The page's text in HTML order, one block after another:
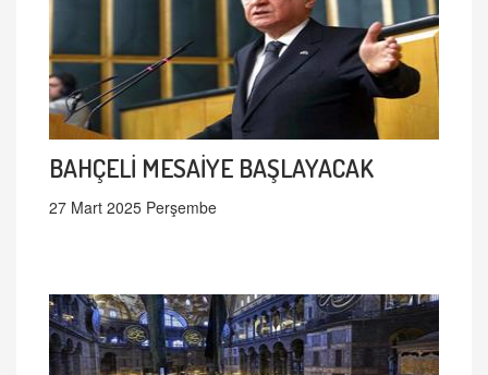
BAHÇELİ MESAİYE BAŞLAYACAK
27 Mart 2025 Perşembe